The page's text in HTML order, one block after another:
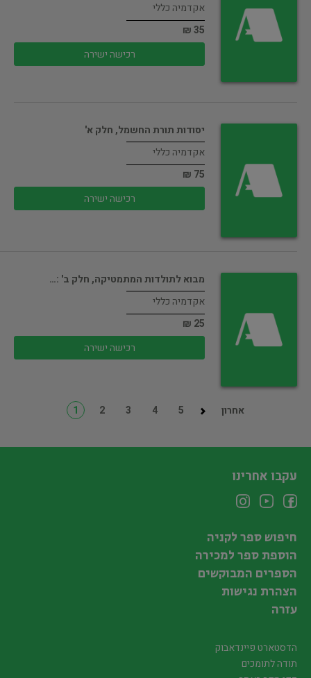
אקדמיה כללי
35 ₪
רכישה ישירה
יסודות תורת החשמל, חלק א'
אקדמיה כללי
75 ₪
רכישה ישירה
מבוא לתולדות המתמטיקה, חלק ב' :…
אקדמיה כללי
25 ₪
רכישה ישירה
1 2 3 4 5 אחרון
עקבו אחרינו
חיפוש ספר לקניה
הוספת ספר למכירה
הספרים המבוקשים
הצהרת נגישות
עזרה
הדסטארט פיינדאבוק
תודה לתומכים